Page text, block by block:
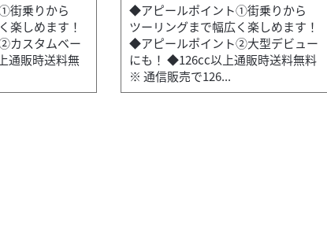
街乗りから
楽しめます！
カスタムベー
通販時送料無
◆アピールポイント①街乗りから
ツーリングまで幅広く楽しめます！
◆アピールポイント②大型デビュー
にも！ ◆126cc以上通販時送料無料
※ 通信販売で126...